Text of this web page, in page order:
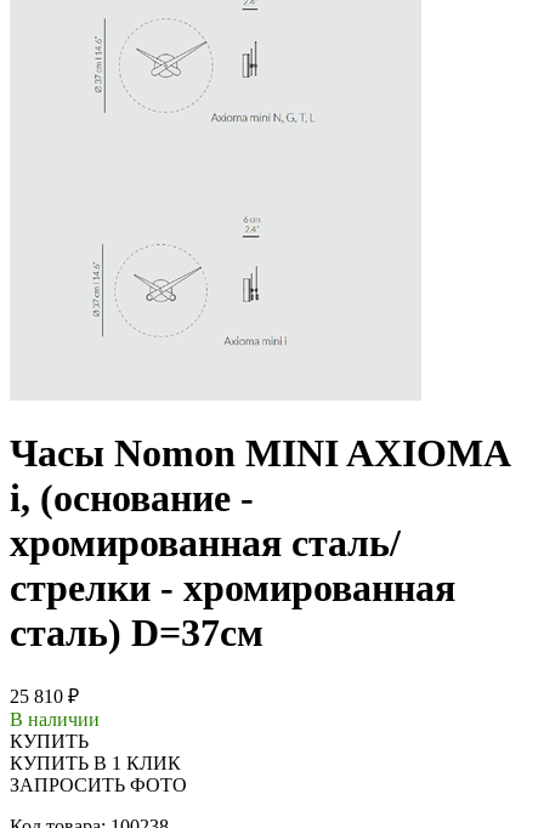
Часы Nomon MINI AXIOMA
i, (основание -
хромированная сталь/
стрелки - хромированная
сталь) D=37см
25 810 ₽
В наличии
КУПИТЬ
КУПИТЬ В 1 КЛИК
ЗАПРОСИТЬ ФОТО